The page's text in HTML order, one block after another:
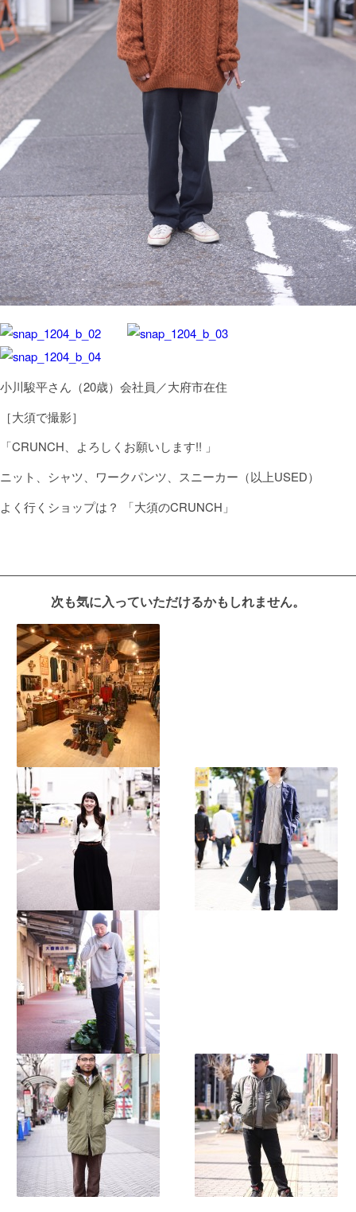
小川駿平さん（20歳）会社員／大府市在住
［大須で撮影］
「CRUNCH、よろしくお願いします!! 」
ニット、シャツ、ワークパンツ、スニーカー（以上USED）
よく行くショップは？ 「大須のCRUNCH」
次も気に入っていただけるかもしれません。